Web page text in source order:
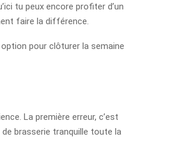
tu peux encore profiter d’un
faire la différence.
pour clôturer la semaine
La première erreur, c’est
brasserie tranquille toute la